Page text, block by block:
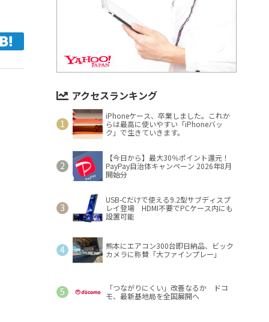
アクセスランキング
iPhoneケース、卒業しました。これか
らは最高に使いやすい「iPhoneバッ
ク」で生きていきます。
【今日から】最大30％ポイント還元！
PayPay自治体キャンペーン 2026年8月
開始分
USB-Cだけで使える9.2型サブディスプ
レイ登場 HDMI不要でPCケース内にも
設置可能
熊本にエアコン300台即日納品、ビック
カメラに称賛「大ファインプレー」
「つながりにくい」改善なるか ドコ
モ、最新基地局を全国展開へ